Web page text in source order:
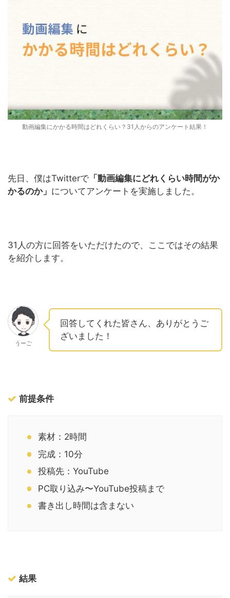
動画編集にかかる時間はどれくらい？31人からのアンケート結果！
先日、僕はTwitterで 「動画編集にどれくらい時間がか
かるのか」 についてアンケートを実施しました。
31人の方に回答をいただけたので、ここではその結果
を紹介します。
うーご
回答してくれた皆さん、ありがとうご
ざいました！
前提条件
素材：2時間
完成：10分
投稿先：YouTube
PC取り込み〜YouTube投稿まで
書き出し時間は含まない
結果